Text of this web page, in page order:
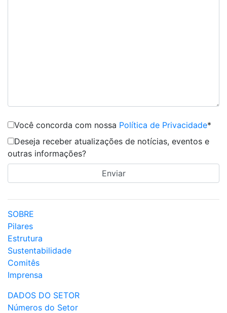
Você concorda com nossa Política de Privacidade*
Deseja receber atualizações de notícias, eventos e
outras informações?
SOBRE
Pilares
Estrutura
Sustentabilidade
Comitês
Imprensa
DADOS DO SETOR
Números do Setor